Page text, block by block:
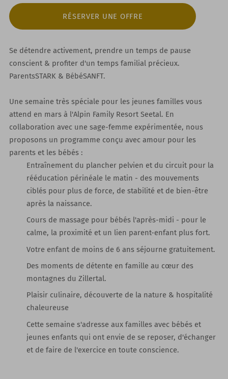
RÉSERVER UNE OFFRE
Se détendre activement, prendre un temps de pause
conscient & profiter d'un temps familial précieux.
ParentsSTARK & BébéSANFT.
Une semaine très spéciale pour les jeunes familles vous
attend en mars à l'Alpin Family Resort Seetal. En
collaboration avec une sage-femme expérimentée, nous
proposons un programme conçu avec amour pour les
parents et les bébés :
Entraînement du plancher pelvien et du circuit pour la
rééducation périnéale le matin - des mouvements
ciblés pour plus de force, de stabilité et de bien-être
après la naissance.
Cours de massage pour bébés l'après-midi - pour le
calme, la proximité et un lien parent-enfant plus fort.
Votre enfant de moins de 6 ans séjourne gratuitement.
Des moments de détente en famille au cœur des
montagnes du Zillertal.
Plaisir culinaire, découverte de la nature & hospitalité
chaleureuse
Cette semaine s'adresse aux familles avec bébés et
jeunes enfants qui ont envie de se reposer, d'échanger
et de faire de l'exercice en toute conscience.